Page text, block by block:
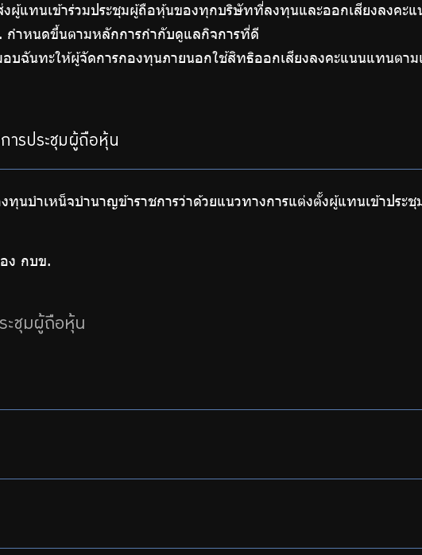
ผู้แทนเข้าร่วมประชุมผู้ถือหุ้นของทุกบริษัทที่ลงทุนและออกเสียงลงคะ
กำหนดขึ้นตามหลักการกำกับดูแลกิจการที่ดี
อบฉันทะให้ผู้จัดการกองทุนภายนอกใช้สิทธิออกเสียงลงคะแนนแทนตา
ารประชุมผู้ถือหุ้น
ทุนบำเหน็จบำนาญข้าราชการว่าด้วยแนวทางการแต่งตั้งผู้แทนเข้าประ
ง กบข.
ะชุมผู้ถือหุ้น